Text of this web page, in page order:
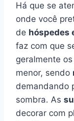
Há que se
onde você
de hóspedes
faz com que
geralmente os
menor, sendo
demandando
sombra. As
decorar com